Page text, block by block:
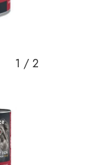
1 / 2